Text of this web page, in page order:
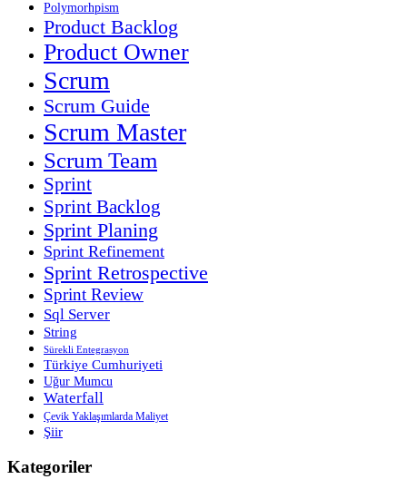
Polymorhpism
Product Backlog
Product Owner
Scrum
Scrum Guide
Scrum Master
Scrum Team
Sprint
Sprint Backlog
Sprint Planing
Sprint Refinement
Sprint Retrospective
Sprint Review
Sql Server
String
Sürekli Entegrasyon
Türkiye Cumhuriyeti
Uğur Mumcu
Waterfall
Çevik Yaklaşımlarda Maliyet
Şiir
Kategoriler